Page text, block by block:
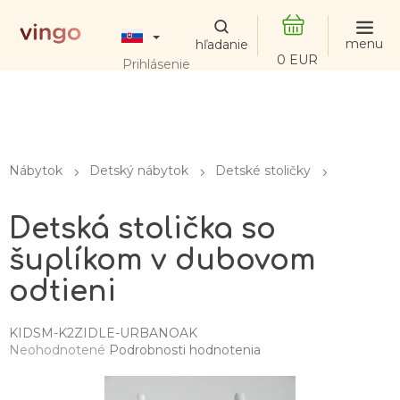
obsah
Prihlásenie
NÁKUPNÝ
KOŠÍK
Nábytok Detský nábytok Detské stoličky
Detská stolička so
šuplíkom v dubovom
odtieni
KIDSM-K2ZIDLE-URBANOAK
Priemerné
Neohodnotené Podrobnosti hodnotenia